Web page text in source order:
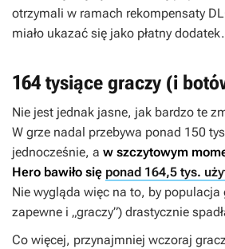
otrzymali w ramach rekompensaty
miało ukazać się jako płatny dodatek.
164 tysiące graczy (i
Nie jest jednak jasne, jak bardzo te
W grze nadal przebywa ponad 150
jednocześnie, a w szczytowym
Hero bawiło się ponad 164,5 tys.
Nie wygląda więc na to, by populacja
zapewne i „graczy”) drastycznie
Co więcej, przynajmniej wczoraj